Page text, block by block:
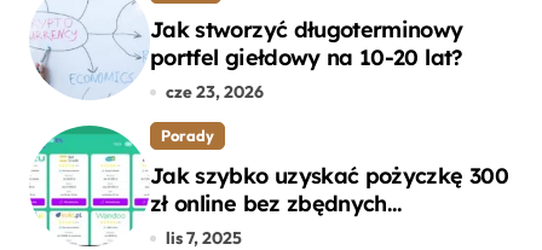
Jak stworzyć długoterminowy
portfel giełdowy na 10-20 lat?
cze 23, 2026
Porady
Jak szybko uzyskać pożyczkę 300
zł online bez zbędnych
formalności?
lis 7, 2025